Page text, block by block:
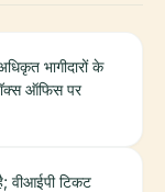
भागीदारों के
ऑफिस पर
वीआईपी टिकट